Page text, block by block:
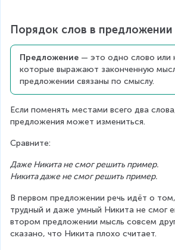
Порядок слов в предложении
Предложение — это одно слово или
которые выражают законченную
предложении связаны по смыслу.
Если поменять местами всего два
предложения может измениться.
Сравните:
Даже Никита не смог решить пример.
Никита даже не смог решить пример.
В первом предложении речь идёт о
трудный и даже умный Никита не смог
втором предложении мысль совсем
сказано, что Никита плохо считает.